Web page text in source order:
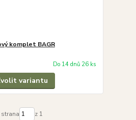
komplet BAGR
Do 14 dnů 26 ks
variantu
strana z 1